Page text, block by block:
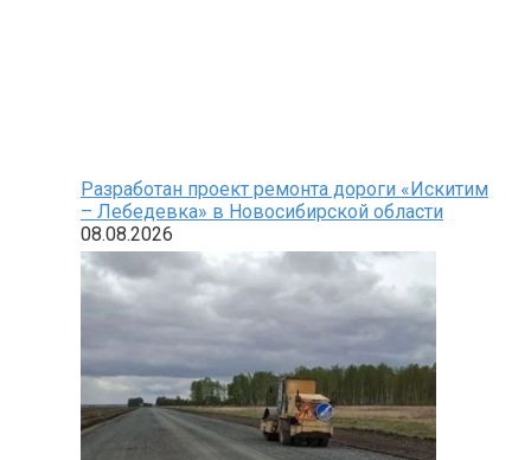
Разработан проект ремонта дороги «Искитим
– Лебедевка» в Новосибирской области
08.08.2026